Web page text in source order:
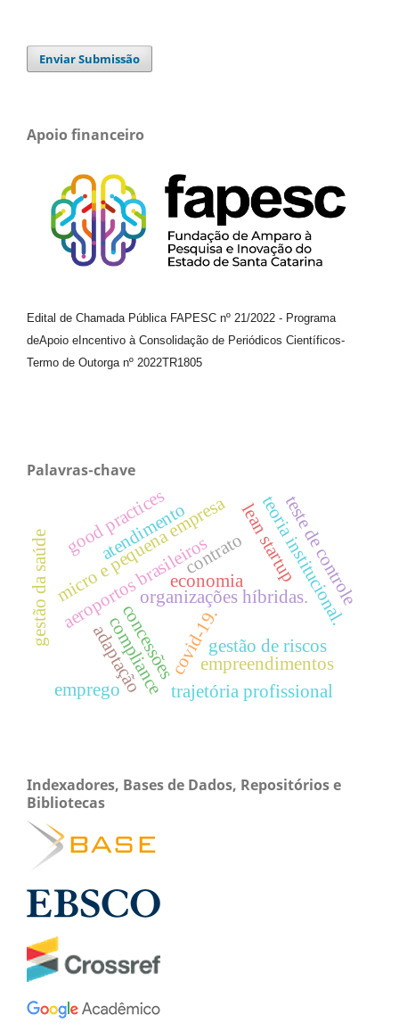
Enviar Submissão
Apoio financeiro
Edital de Chamada Pública FAPESC nº 21/2022 - Programa
deApoio e Incentivo à Consolidação de Periódicos Científicos-
Termo de Outorga nº 2022TR1805
Palavras-chave
covid-19.
concessões
aeroportos brasileirosorganizações híbridas.
teoria institucional.
teste de controle
gestão de riscos
compliance
lean startup
micro e pequena empresa
adaptação
gestão da saúde atendimento
trajetória profissional
empreendimentos
economia
good practices
emprego
contrato
Indexadores, Bases de Dados, Repositórios e
Bibliotecas